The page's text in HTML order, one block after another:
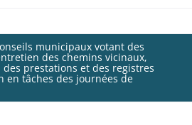
municipaux votant des
des chemins vicinaux,
prestations et des registres
en tâches des journées de